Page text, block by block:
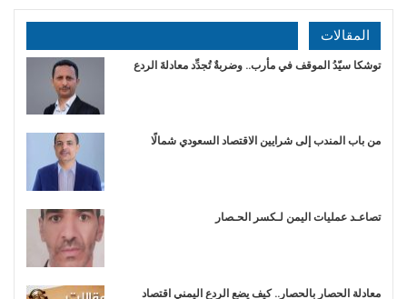
المقالات
توشكا سيّدُ الموقف في مأرب.. وضربةٌ تُجدِّد معادلةَ الردع
من باب المندب إلى شرايين الاقتصاد السعودي شمالًا
تصاعـد عمليات اليمن لـكسر الحـصار
معادلة الحصار بالحصار.. كيف يضع الردع اليمني اقتصاد